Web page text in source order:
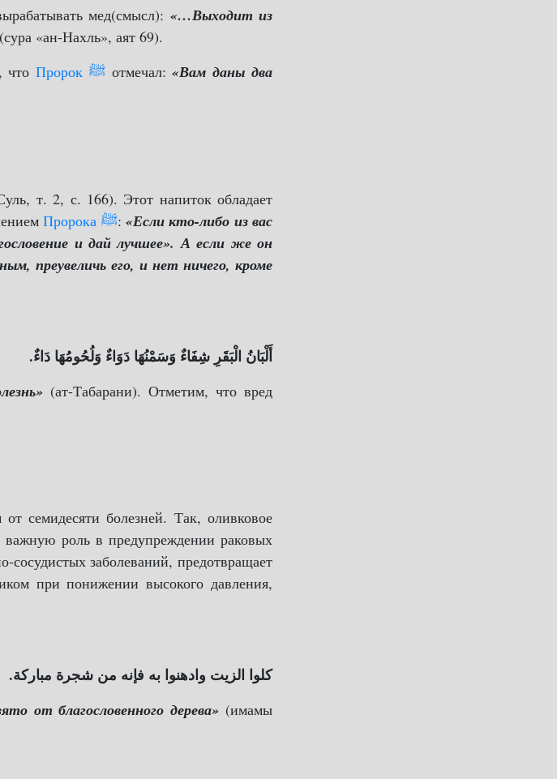
мед(смысл): «…Выходит из
(сура «ан-Нахль», аят 69).
что
Пророк ﷺотмечал:«Вам даны два
т. 2, с. 166). Этот напиток обладает
Пророка ﷺ:«Если кто-либо из вас
и дай лучшее». А если же он
преувеличь его, и нет ничего, кроме
أَلْبَانُ الْبَقَرِ شِفَاءٌ وَسَمْنُهَا دَوَاءٌ وَلُحُومُهَا دَاءٌ.
(ат-Табарани). Отметим, что вред
семидесяти болезней. Так, оливковое
важную роль в предупреждении раковых
заболеваний, предотвращает
при понижении высокого давления,
كلوا الزيت وادهنوا به فإنه من شجرة مباركة.
от благословенного дерева» (имамы